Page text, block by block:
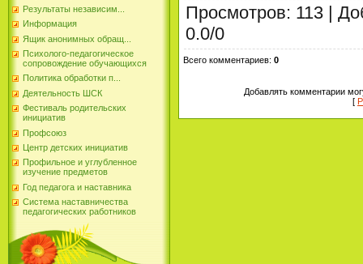
Результаты независим...
Информация
Ящик анонимных обращ...
Психолого-педагогическое
сопровождение обучающихся
Политика обработки п...
Деятельность ШСК
Фестиваль родительских
инициатив
Профсоюз
Центр детских инициатив
Профильное и углубленное
изучение предметов
Год педагога и наставника
Система наставничества
педагогических работников
Просмотров: 113 |
0.0/0
Всего комментариев: 0
Добавлять комментарии
[